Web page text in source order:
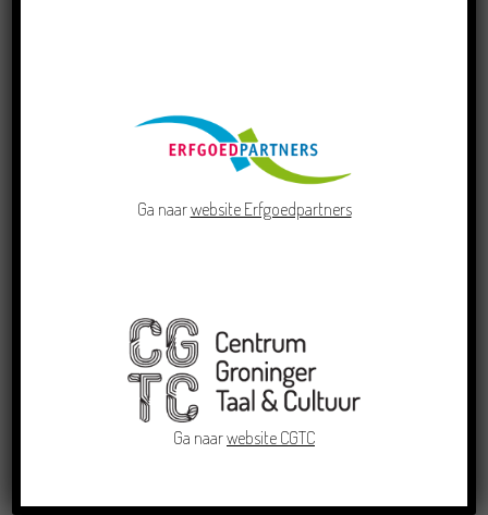
Crowdfunding voor bijzonder kinderboek met
Groningse liedjes en verhalen
Grensoverschrijdende uitwisseling in Oldenburg
rond het Gronings en Platduits
Ga naarwebsite Erfgoedpartners
Ga naarwebsite CGTC